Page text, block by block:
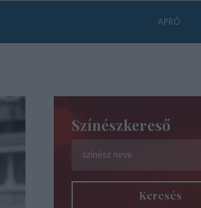
APRÓ
Színészkereső
Keresés